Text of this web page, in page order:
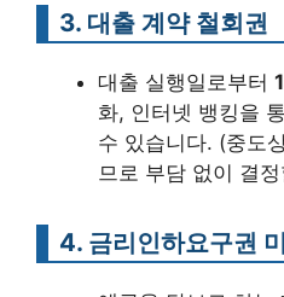
3. 대출 계약 철회권
대출 실행일로부터
화, 인터넷 뱅킹을
수 있습니다. (중도
므로 부담 없이 결
4. 금리인하요구권